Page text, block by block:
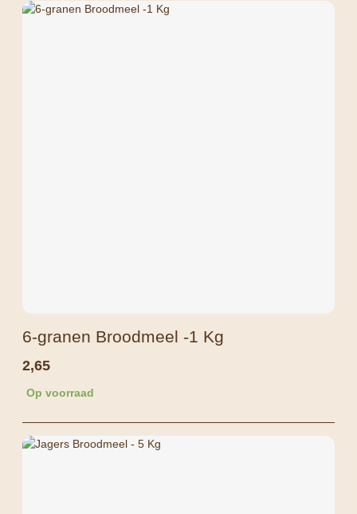
6-granen Broodmeel -1 Kg
2,65
Op voorraad